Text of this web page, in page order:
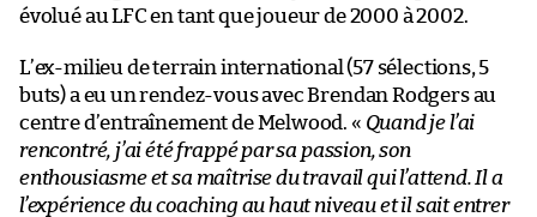
évolué au LFC en tant que joueur de 2000 à 2002.
L’ex-milieu de terrain international (57 sélections, 5
buts) a eu un rendez-vous avec Brendan Rodgers au
centre d’entraînement de Melwood. « Quand je l’ai
rencontré, j’ai été frappé par sa passion, son
enthousiasme et sa maîtrise du travail qui l’attend. Il a
l’expérience du coaching au haut niveau et il sait entrer